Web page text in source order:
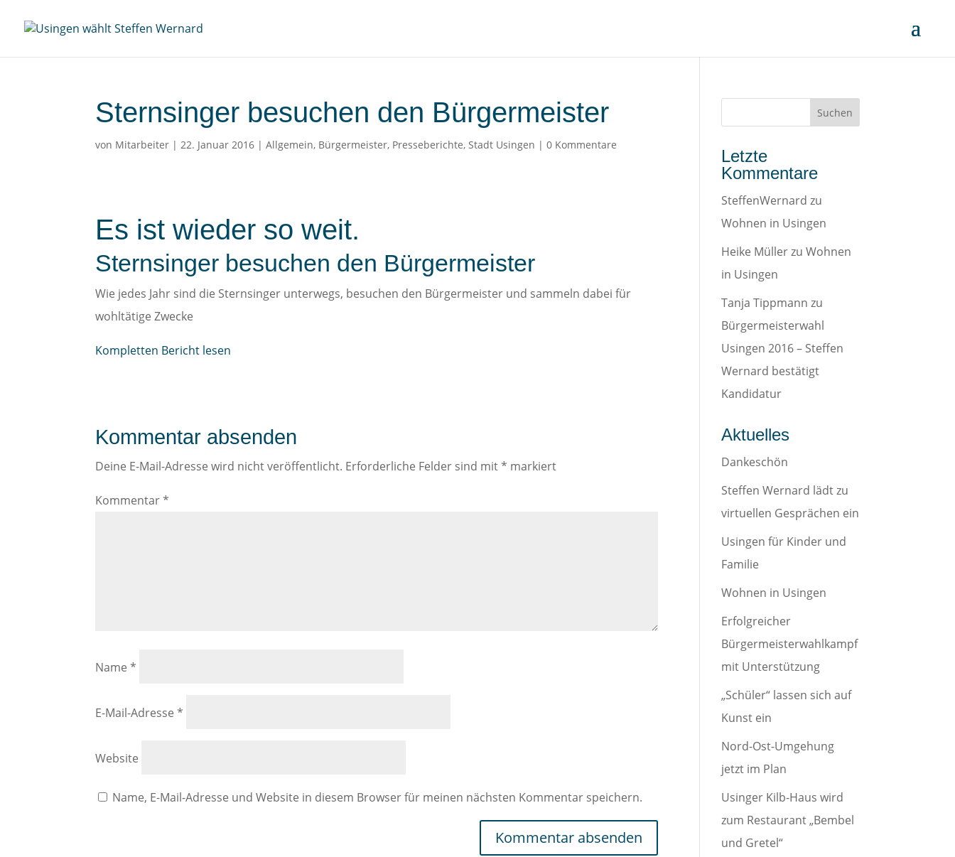
Sternsinger besuchen den Bürgermeister
von Mitarbeiter |22. Januar 2016 |Allgemein, Bürgermeister, Presseberichte,Stadt Usingen |0 Kommentare
Es ist wieder so weit.
Sternsinger besuchen den Bürgermeister
Wie jedes Jahr sind die Sternsinger unterwegs, besuchen den Bürgermeister und sammeln dabei für
wohltätige Zwecke
Kompletten Bericht lesen
Kommentar absenden
Deine E-Mail-Adresse wird nicht veröffentlicht. Erforderliche Felder sind mit* markiert
Kommentar*
Name*
E-Mail-Adresse*
Website
Name, E-Mail-Adresse und Website in diesem Browser für meinen nächsten Kommentar speichern.
Letzte
Kommentare
SteffenWernard zu
Wohnen in Usingen
Heike MüllerzuWohnen
in Usingen
Tanja Tippmann zu
Bürgermeisterwahl
Usingen 2016 – Steffen
Wernard bestätigt
Kandidatur
Aktuelles
Dankeschön
Steffen Wernard lädt zu
virtuellen Gesprächen ein
Usingen für Kinder und
Familie
Wohnen in Usingen
Erfolgreicher
Bürgermeisterwahlkampf
mit Unterstützung
„Schüler“ lassen sich auf
Kunst ein
Nord-Ost-Umgehung
jetzt im Plan
Usinger Kilb-Haus wird
zum Restaurant „Bembel
und Gretel“